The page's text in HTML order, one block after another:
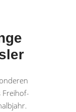
Freihof-